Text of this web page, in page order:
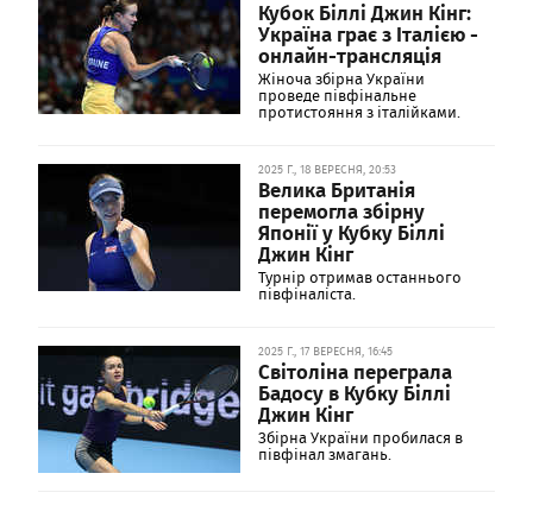
Кубок Біллі Джин Кінг:
Україна грає з Італією -
онлайн-трансляція
Жіноча збірна України
проведе півфінальне
протистояння з італійками.
2025 Г., 18 ВЕРЕСНЯ, 20:53
Велика Британія
перемогла збірну
Японії у Кубку Біллі
Джин Кінг
Турнір отримав останнього
півфіналіста.
2025 Г., 17 ВЕРЕСНЯ, 16:45
Світоліна переграла
Бадосу в Кубку Біллі
Джин Кінг
Збірна України пробилася в
півфінал змагань.